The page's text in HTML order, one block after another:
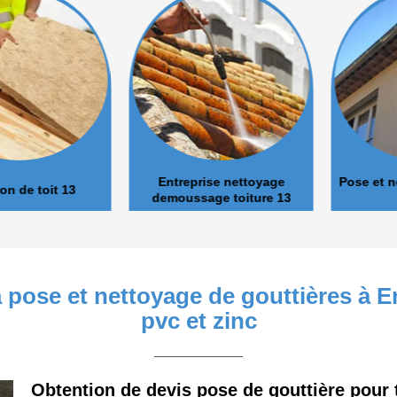
toit 13
Entreprise nettoyage
demoussage toiture 13
Pose et
et nettoyage de gouttières à
pvc et zinc
Obtention de devis pose de gouttière pour